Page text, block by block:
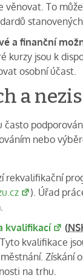
věnovat. To
stanovených
a finanční
kurzy jsou k
osobní účast.
a
často
nebo
rekvalifikační
). Úřad
kvalifikací
(
kvalifikace
Získání
na trhu.